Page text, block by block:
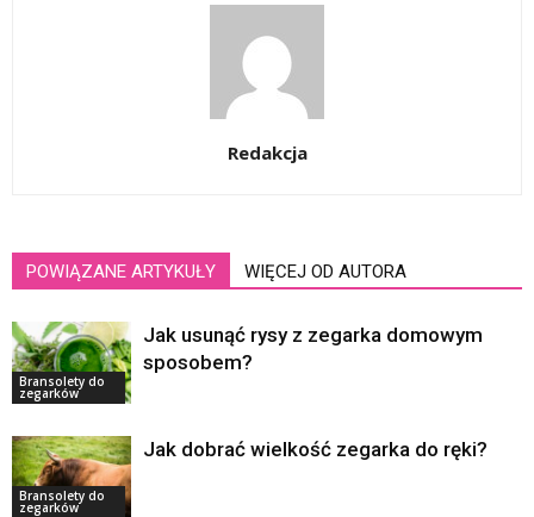
Redakcja
POWIĄZANE ARTYKUŁY WIĘCEJ OD AUTORA
Bransolety do
zegarków
Jak usunąć rysy z zegarka domowym
sposobem?
Bransolety do
zegarków
Jak dobrać wielkość zegarka do ręki?